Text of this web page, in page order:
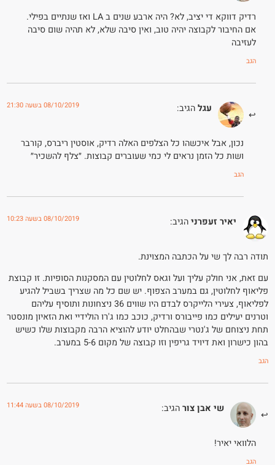
רדיק דווקא די יציב, לא? היה ארבע שנים ב LA ואז שנתיים בפילי.
אם החיבור לקבוצה יהיה טוב, ואין סיבה שלא, לא תהיה שום סיבה
לעזיבה
הגב
עגלהגיב: 08/10/2019 בשעה 21:30
נכון, אבל איכשהו כל הצלפים האלה רדיק, אוסטין ריברס, קורבר
ושות כל הזמן נראים לי כמי שעוברים קבוצות. ״צלף להשכיר״
הגב
יאיר זעפרניהגיב: 08/10/2019 בשעה 10:23
תודה רבה לך שי על הכתבה המצוינת.
עם זאת, אני חולק עליך ועל וגאס לחלוטין עם המסקנות הסופיות. זו קבוצת
פליאוף לחלוטין, גם במערב הצפוף. יש שם כל מה שצריך בשביל להגיע
לפליאוף, צעירי הלייקרס לבדם היו שווים 36 ניצחונות ותוסיף עליהם
וטרנים יעילים כמו פייבורס ורדיק, כוכב כמו ג'רו הולידיי ואת הזאיון מונסטר
תחת ניצוחם של ג'נטרי שבהחלט יודע להוציא הרבה מקבוצות שלו כשיש
בהון כישרון ואת דיויד גריפין וזו קבוצה של מקום 5-6 במערב.
הגב
שי אבן צורהגיב: 08/10/2019 בשעה 11:44
הלוואי יאיר!
הגב